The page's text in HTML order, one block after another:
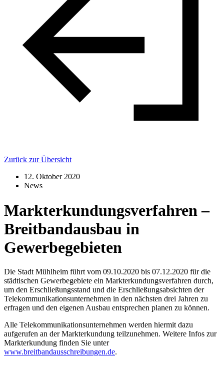
Zurück zur Übersicht
12. Oktober 2020
News
Markterkundungsverfahren –
Breitbandausbau in
Gewerbegebieten
Die Stadt Mühlheim führt vom 09.10.2020 bis 07.12.2020 für die
städtischen Gewerbegebiete ein Markterkundungsverfahren durch,
um den Erschließungsstand und die Erschließungsabsichten der
Telekommunikationsunternehmen in den nächsten drei Jahren zu
erfragen und den eigenen Ausbau entsprechen planen zu können.
Alle Telekommunikationsunternehmen werden hiermit dazu
aufgerufen an der Markterkundung teilzunehmen. Weitere Infos zur
Markterkundung finden Sie unter
www.breitbandausschreibungen.de.